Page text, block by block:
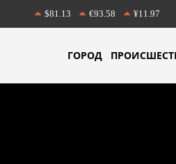
$81.13 €93.58 ¥11.97
ГОРОД